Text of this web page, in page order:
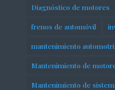
Diagnóstico de motores
frenos de automóvil
mantenimiento
Mantenimiento de
Mantenimiento de